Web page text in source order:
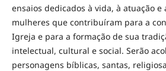
ensaios dedicados à vida, à atuação
mulheres que contribuíram para a
Igreja e para a formação de sua
intelectual, cultural e social. Serão
personagens bíblicas, santas,